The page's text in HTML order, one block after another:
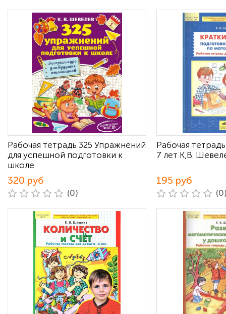
Рабочая тетрадь 325 Упражнений
для успешной подготовки к
школе
320 руб
(0)
Рабочая
7 лет К,В.
195 руб